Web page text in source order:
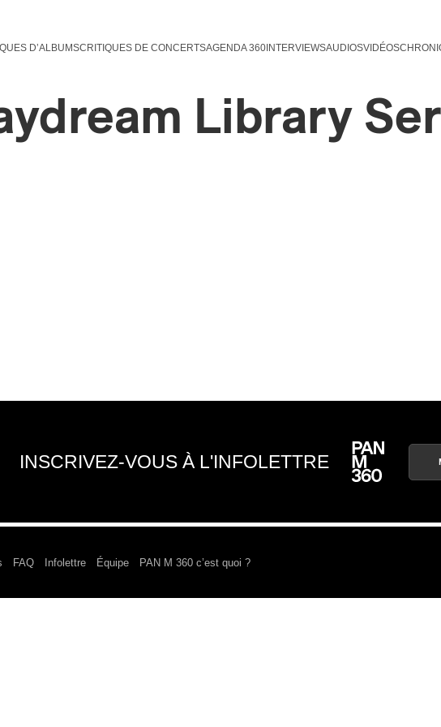
D’ALBUMSCRITIQUES DE CONCERTSAGENDA 360INTERVIEWSAUDIOSVIDÉOS
Library
INSCRIVEZ-VOUS À L'INFOLETTRE
FAQ Infolettre Équipe PAN M 360 c’est quoi ?